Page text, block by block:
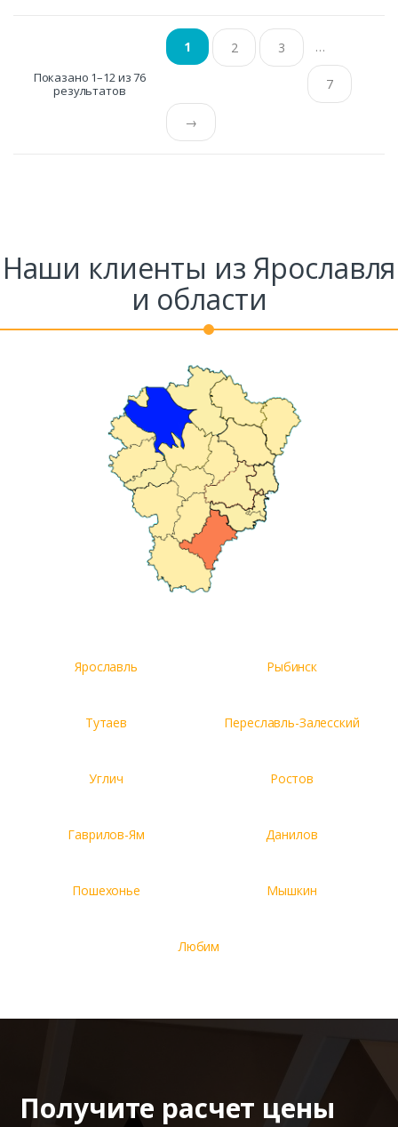
Показано 1–12 из 76
результатов
1 2 3 …
7
→
Наши клиенты из Ярославля
и области
Ярославль Рыбинск
Тутаев Переславль-Залесский
Углич Ростов
Гаврилов-Ям Данилов
Пошехонье Мышкин
Любим
Получите расчет цены